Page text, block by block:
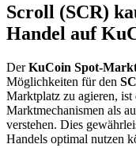
Scroll (SCR)
Handel auf
DerKuCoin Spot-
Möglichkeiten für den
Marktplatz zu agieren, ist
Marktmechanismen als
verstehen. Dies
Handels optimal nutzen